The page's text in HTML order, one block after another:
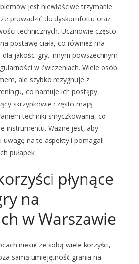
jest niewłaściwe trzymanie
prowadzić do dyskomfortu oraz
technicznych. Uczniowie często
postawę ciała, co również ma
dla jakości gry. Innym powszechnym
w ćwiczeniach. Wiele osób
ale szybko rezygnuje z
co hamuje ich postępy.
skrzypkowie często mają
techniki smyczkowania, co
instrumentu. Ważne jest, aby
uwagę na te aspekty i pomagali
pułapek.
płynące
na
w Warszawie
niesie ze sobą wiele korzyści,
samą umiejętność grania na